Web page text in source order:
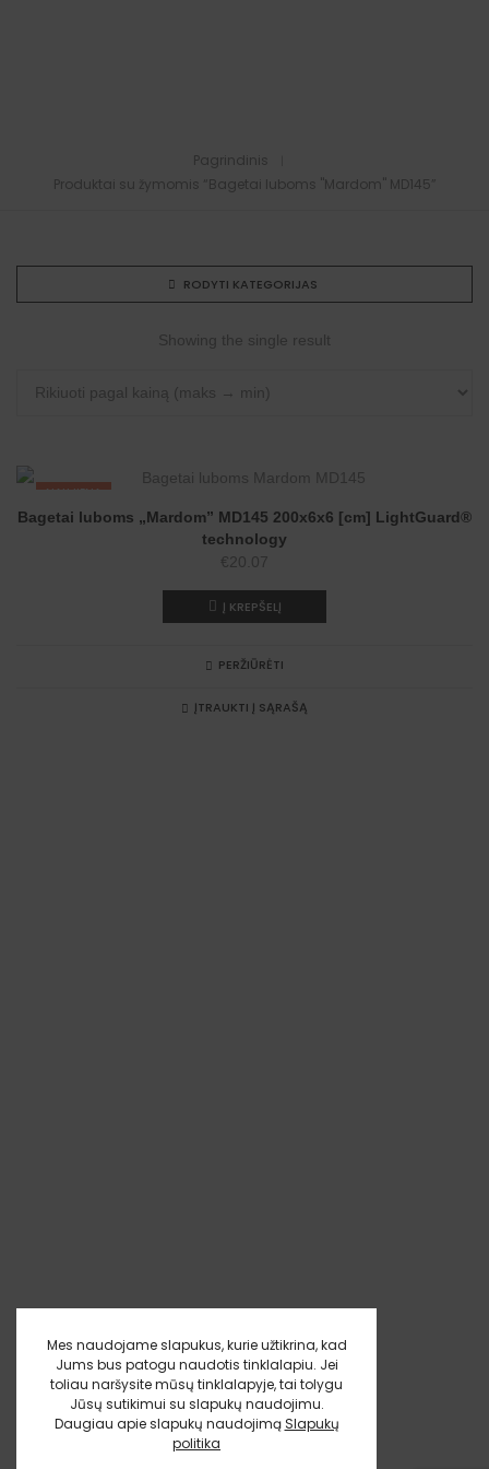
Pagrindinis
Produktai su žymomis “Bagetai luboms "Mardom" MD145”
RODYTI KATEGORIJAS
Showing the single result
NAUJIENA
Bagetai luboms „Mardom” MD145 200x6x6 [cm] LightGuard®
technology
€20.07
Į KREPŠELĮ
PERŽIŪRĖTI
ĮTRAUKTI Į SĄRAŠĄ
Mes naudojame slapukus, kurie užtikrina, kad
Jums bus patogu naudotis tinklalapiu. Jei
toliau naršysite mūsų tinklalapyje, tai tolygu
Jūsų sutikimui su slapukų naudojimu.
Daugiau apie slapukų naudojimąSlapukų
politika